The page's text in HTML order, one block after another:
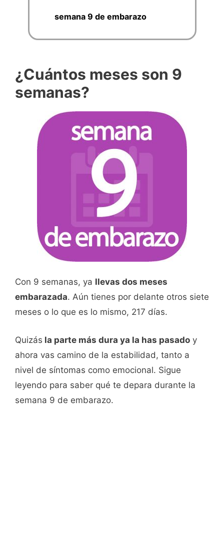
semana 9 de embarazo
¿Cuántos meses son 9
semanas?
Con 9 semanas, ya llevas dos meses
embarazada. Aún tienes por delante otros siete
meses o lo que es lo mismo, 217 días.
Quizás la parte más dura ya la has pasado y
ahora vas camino de la estabilidad, tanto a
nivel de síntomas como emocional. Sigue
leyendo para saber qué te depara durante la
semana 9 de embarazo.